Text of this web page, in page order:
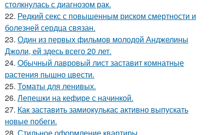
столкнулась с диагнозом рак.
22. Редкий секс с повышенным риском смертности и
болезней сердца связан.
23. Один из первых фильмов молодой Анджелины
Джоли, ей здесь всего 20 лет.
24. Oбычный лавровый лист заставит комнатные
растения пышно цвести.
25. Toматы для ленивых.
26. Лепешки на кефире с начинкой.
27. Как заставить замиокулькас активно выпускать
новые побеги.
28. Стильное оформление квартиры.